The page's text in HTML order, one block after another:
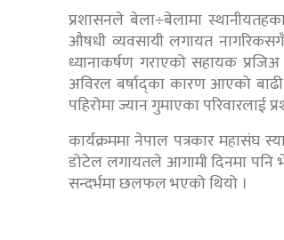
प्रशासनले बेला÷बेलामा
औषधी व्यवसायी लगायत
ध्यानाकर्षण गराएको सहायक
अविरल बर्षाद्का कारण आएको
पहिरोमा ज्यान गुमाएका
कार्यक्रममा नेपाल पत्रकार महासंघ
डोटेल लगायतले आगामी दिनमा पनि
सन्दर्भमा छलफल भएको थियो ।